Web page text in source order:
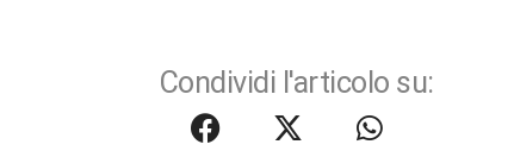
Condividi l'articolo su: